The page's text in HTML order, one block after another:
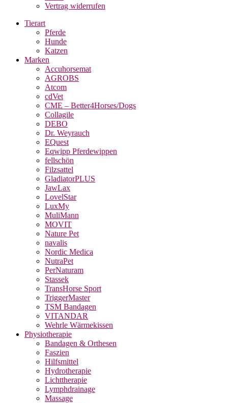
Vertrag widerrufen
Tierart
Pferde
Hunde
Katzen
Marken
Accuhorsemat
AGROBS
Atcom
cdVet
CME – Better4Horses/Dogs
Collagile
DEBO
Dr. Weyrauch
EQuest
Eqwipp Pferdewippen
fellschön
Filzsattel
GladiatorPLUS
JawLax
LovelStar
LuxMy
MuliMann
MOVIT
Nature Pet
navalis
Nordic Medica
NutraPet
PerNaturam
Stassek
TransHorse Sport
TriggerMaster
TSM Bandagen
VITANDAR
Wehrle Wärmekissen
Physiotherapie
Bandagen & Orthesen
Faszien
Hilfsmittel
Hydrotherapie
Lichttherapie
Lymphdrainage
Massage